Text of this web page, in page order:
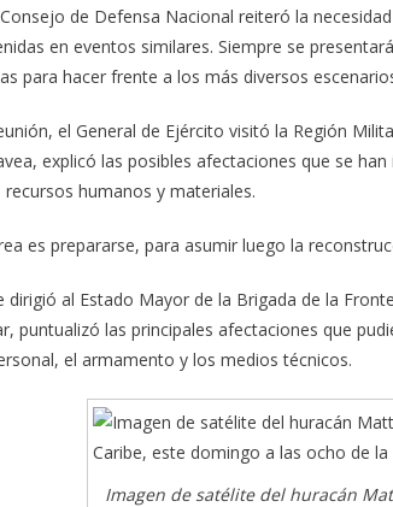
de Defensa Nacional reiteró la
en eventos similares. Siempre se
para hacer frente a los más diversos
el General de Ejército visitó la Región
explicó las posibles afectaciones que se
humanos y materiales.
es prepararse, para asumir luego la
dirigió al Estado Mayor de la Brigada de la
puntualizó las principales afectaciones que
el armamento y los medios técnicos.
Imagen de satélite del huracán